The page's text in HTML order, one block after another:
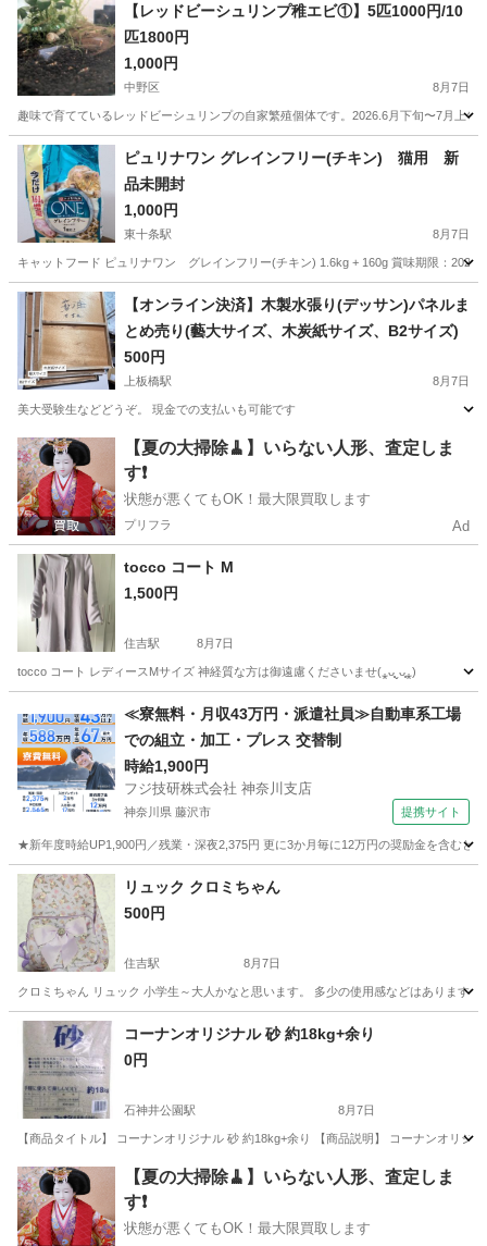
【レッドビーシュリンプ稚エビ①】5匹1000円/10
匹1800円
1,000円
中野区 8月7日
趣味で育てているレッドビーシュリンプの自家繁殖個体です。2026.6月下旬〜7月上
東京 中野区 その他
ピュリナワン グレインフリー(チキン) 猫用 新
品未開封
1,000円
東十条駅 8月7日
キャットフード ピュリナワン グレインフリー(チキン) 1.6kg + 160g 賞味期限：
東京 北区 東十条駅 その他 ピュリナワン
【オンライン決済】木製水張り(デッサン)パネルま
とめ売り(藝大サイズ、木炭紙サイズ、B2サイズ)
500円
上板橋駅 8月7日
美大受験生などどうぞ。 現金での支払いも可能です
東京 板橋区 上板橋駅 その他
【夏の大掃除🧹】いらない人形、査定しま
す❗️
状態が悪くてもOK！最大限買取します
プリフラ Ad
tocco コート M
1,500円
住吉駅 8月7日
tocco コート レディースMサイズ 神経質な方は御遠慮くださいませ(⁎ᴗ͈ˬᴗ͈⁎)
住吉駅 その他
≪寮無料・月収43万円・派遣社員≫自動車系工場
での組立・加工・プレス 交替制
時給1,900円
フジ技研株式会社 神奈川支店
神奈川県 藤沢市 提携サイト
★新年度時給UP1,900円／残業・深夜2,375円 更に3か月毎に12万円の奨励金を含む
神奈川 藤沢市 その他
リュック クロミちゃん
500円
住吉駅 8月7日
クロミちゃん リュック 小学生～大人かなと思います。 多少の使用感などはあります
東京 江東区 住吉駅 その他
コーナンオリジナル 砂 約18kg+余り
0円
石神井公園駅 8月7日
【商品タイトル】 コーナンオリジナル 砂 約18kg+余り 【商品説明】 コーナンオリ
東京 練馬区 石神井公園駅 その他 コーナンオリジナル
【夏の大掃除🧹】いらない人形、査定しま
す❗️
状態が悪くてもOK！最大限買取します